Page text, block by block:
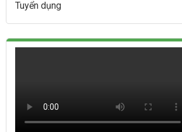
Tuyển dụng